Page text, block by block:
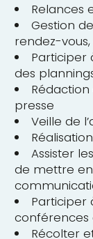
Relances
Gestion
rendez-
Participer
des
presse
Veille de
Assister
de mettre
Participer
conférences
Récolter